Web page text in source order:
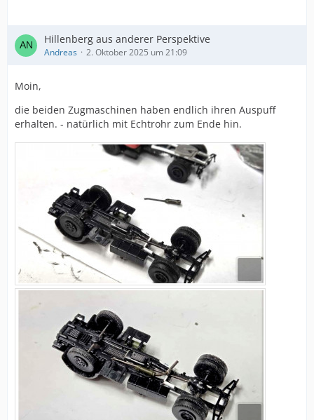
Hillenberg aus anderer Perspektive
Andreas 2. Oktober 2025 um 21:09
Moin,
die beiden Zugmaschinen haben endlich ihren Auspuff
erhalten. - natürlich mit Echtrohr zum Ende hin.